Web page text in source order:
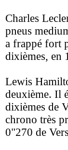
Charles
pneus
a frappé fort
dixièmes, en
Lewis
deuxième. Il
dixièmes de
chrono très
0"270 de